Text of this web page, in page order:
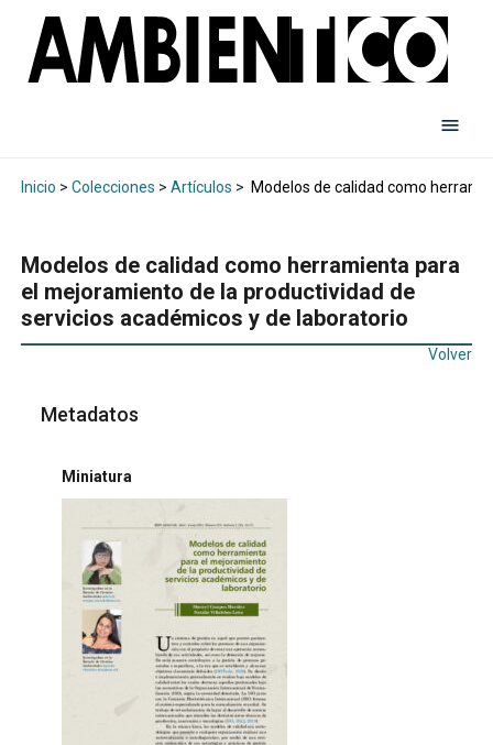
Inicio > Colecciones > Artículos > Modelos de calidad como
Modelos de calidad como herramienta para
el mejoramiento de la productividad de
servicios académicos y de laboratorio
Volver
Metadatos
Miniatura